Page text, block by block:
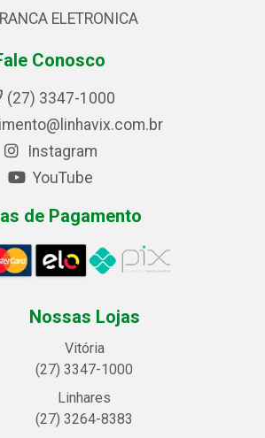
ELETRONICA
Conosco
(27) 3347-1000
Instagram
YouTube
de Pagamento
Nossas Lojas
Vitória
(27) 3347-1000
Linhares
(27) 3264-8383